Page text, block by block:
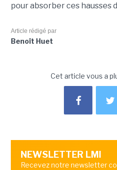
pour absorber ces hausses
Article rédigé par
Benoît Huet
Cet article vous a
NEWSLETTER LMI
Recevez notre newsletter